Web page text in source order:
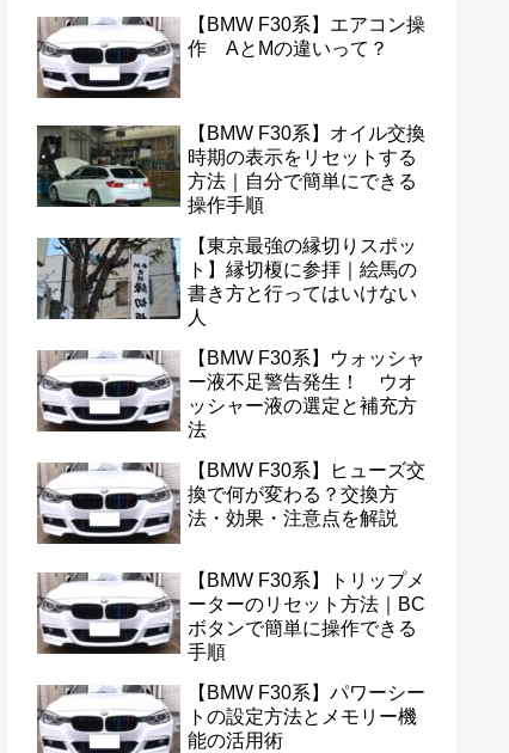
【BMW F30系】エアコン操
作 AとMの違いって？
【BMW F30系】オイル交換
時期の表示をリセットする
方法｜自分で簡単にできる
操作手順
【東京最強の縁切りスポッ
ト】縁切榎に参拝｜絵馬の
書き方と行ってはいけない
人
【BMW F30系】ウォッシャ
ー液不足警告発生！ ウオ
ッシャー液の選定と補充方
法
【BMW F30系】ヒューズ交
換で何が変わる？交換方
法・効果・注意点を解説
【BMW F30系】トリップメ
ーターのリセット方法｜BC
ボタンで簡単に操作できる
手順
【BMW F30系】パワーシー
トの設定方法とメモリー機
能の活用術